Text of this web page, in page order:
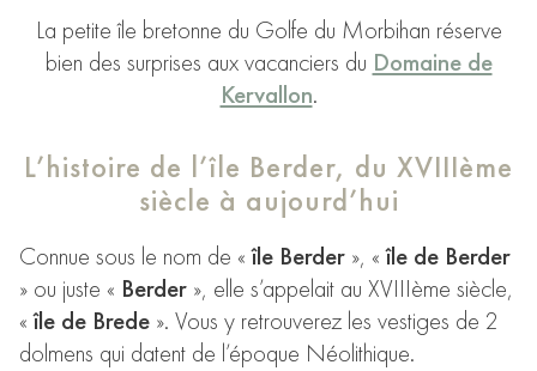
La petite île bretonne du Golfe du Morbihan réserve
bien des surprises aux vacanciers du Domaine de
Kervallon.
L’histoire de l’île Berder, du XVIIIème
siècle à aujourd’hui
Connue sous le nom de «île Berder », «île de Berder
» ou juste « Berder », elle s’appelait au XVIIIème siècle,
«île de Brede ». Vous y retrouverez les vestiges de 2
dolmens qui datent de l’époque Néolithique.